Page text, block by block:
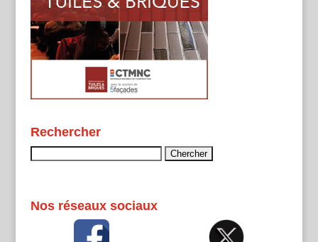
Rechercher
Nos réseaux sociaux